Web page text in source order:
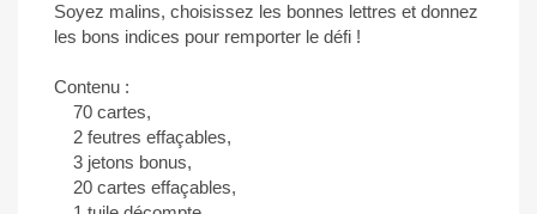
Soyez malins, choisissez les bonnes lettres et donnez
les bons indices pour remporter le défi !
Contenu :
70 cartes,
2 feutres effaçables,
3 jetons bonus,
20 cartes effaçables,